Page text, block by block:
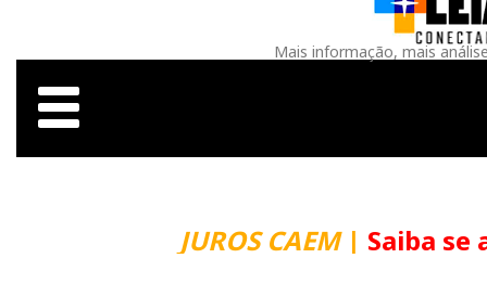
Mais informação, mais
JUROS CAEM| Saiba se